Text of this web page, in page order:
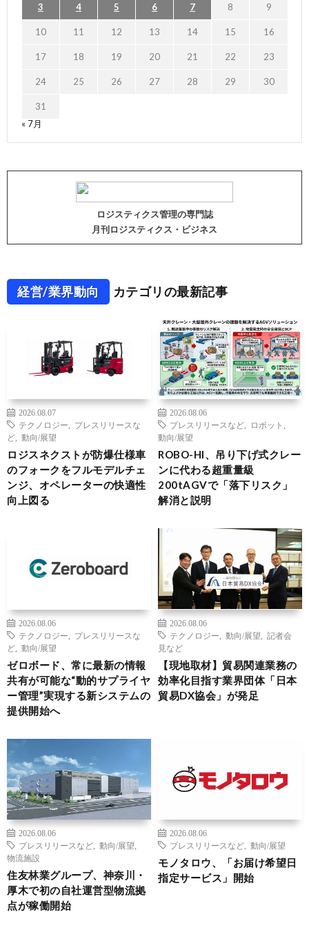
3 4 5 6 7 8 9
10 11 12 13 14 15 16
17 18 19 20 21 22 23
24 25 26 27 28 29 30
31
« 7月
ロジスティクス管理の専門誌
月刊ロジスティクス・ビジネス
経営/業界動向 カテゴリの最新記事
2026.08.07
テクノロジー
プレスリリースな
ど
動向/展望
ロジスネクストが防爆仕様車
のフォークをフルモデルチェ
ンジ、オペレーターの快適性
向上図る
2026.08.06
プレスリリースなど
ロボット
動向/展望
ROBO-HI、吊り下げ式クレー
ンに代わる超重量級
200tAGVで「落下リスク」
解消と説明
2026.08.06
テクノロジー
プレスリリースな
ど
動向/展望
ゼロボード、常に最新の情報
共有が可能な“動的サプライヤ
ー管理”実現する新システムの
提供開始へ
2026.08.06
テクノロジー
動向/展望
記者会
見など
【現地取材】貿易関連業務の
効率化目指す業界団体「日本
貿易DX協会」が発足
2026.08.06
プレスリリースなど
動向/展望
物流施設
住友林業グループ、神奈川・
厚木で初の自社運営型物流拠
点が稼働開始
2026.08.06
プレスリリースなど
動向/展望
モノタロウ、「お届け希望日
指定サービス」開始